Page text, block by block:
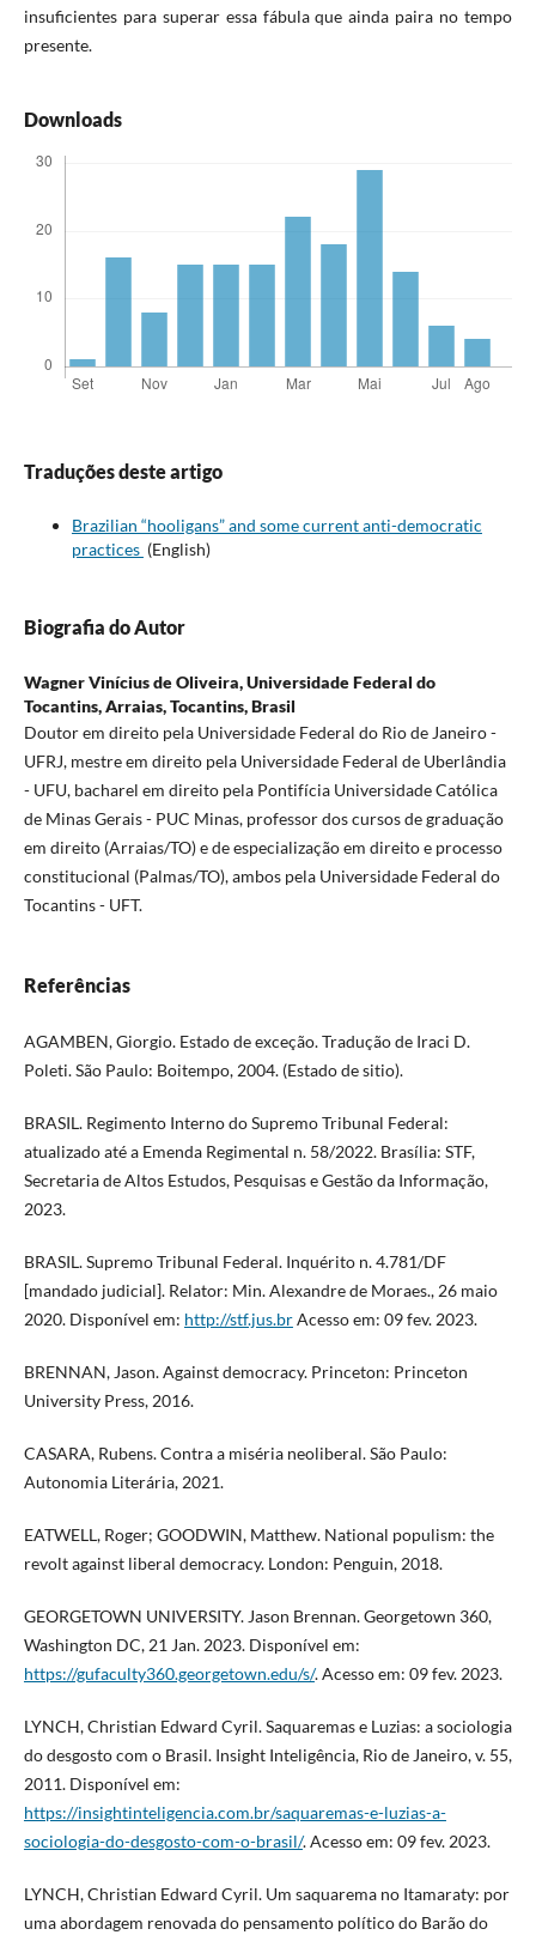
insuficientes para superar essa fábula que ainda paira no tempo
presente.
Downloads
Traduções deste artigo
Brazilian “hooligans” and some current anti-democratic
practices (English)
Biografia do Autor
Wagner Vinícius de Oliveira,Universidade Federal do
Tocantins, Arraias, Tocantins, Brasil
Doutor em direito pela Universidade Federal do Rio de Janeiro -
UFRJ, mestre em direito pela Universidade Federal de Uberlândia
- UFU, bacharel em direito pela Pontifícia Universidade Católica
de Minas Gerais - PUC Minas, professor dos cursos de graduação
em direito (Arraias/TO) e de especialização em direito e processo
constitucional (Palmas/TO), ambos pela Universidade Federal do
Tocantins - UFT.
Referências
AGAMBEN, Giorgio. Estado de exceção. Tradução de Iraci D.
Poleti. São Paulo: Boitempo, 2004. (Estado de sitio).
BRASIL. Regimento Interno do Supremo Tribunal Federal:
atualizado até a Emenda Regimental n. 58/2022. Brasília: STF,
Secretaria de Altos Estudos, Pesquisas e Gestão da Informação,
2023.
BRASIL. Supremo Tribunal Federal. Inquérito n. 4.781/DF
[mandado judicial]. Relator: Min. Alexandre de Moraes., 26 maio
2020. Disponível em: http://stf.jus.brAcesso em: 09 fev. 2023.
BRENNAN, Jason. Against democracy. Princeton: Princeton
University Press, 2016.
CASARA, Rubens. Contra a miséria neoliberal. São Paulo: ‎
Autonomia Literária, 2021.
EATWELL, Roger; GOODWIN, Matthew. National populism: the
revolt against liberal democracy. London: Penguin, 2018.
GEORGETOWN UNIVERSITY. Jason Brennan. Georgetown 360,
Washington DC, 21 Jan. 2023. Disponível em:
https://gufaculty360.georgetown.edu/s/. Acesso em: 09 fev. 2023.
LYNCH, Christian Edward Cyril. Saquaremas e Luzias: a sociologia
do desgosto com o Brasil. Insight Inteligência, Rio de Janeiro, v. 55,
2011. Disponível em:
https://insightinteligencia.com.br/saquaremas-e-luzias-a-
sociologia-do-desgosto-com-o-brasil/. Acesso em: 09 fev. 2023.
LYNCH, Christian Edward Cyril. Um saquarema no Itamaraty: por
uma abordagem renovada do pensamento político do Barão do